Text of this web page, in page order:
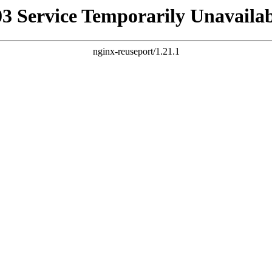
Service Temporarily
nginx-reuseport/1.21.1